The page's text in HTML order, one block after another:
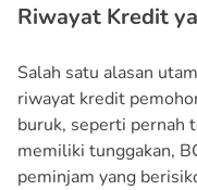
Riwayat Kredit
Salah satu alasan
riwayat kredit
buruk, seperti pernah
memiliki tunggakan,
peminjam yang